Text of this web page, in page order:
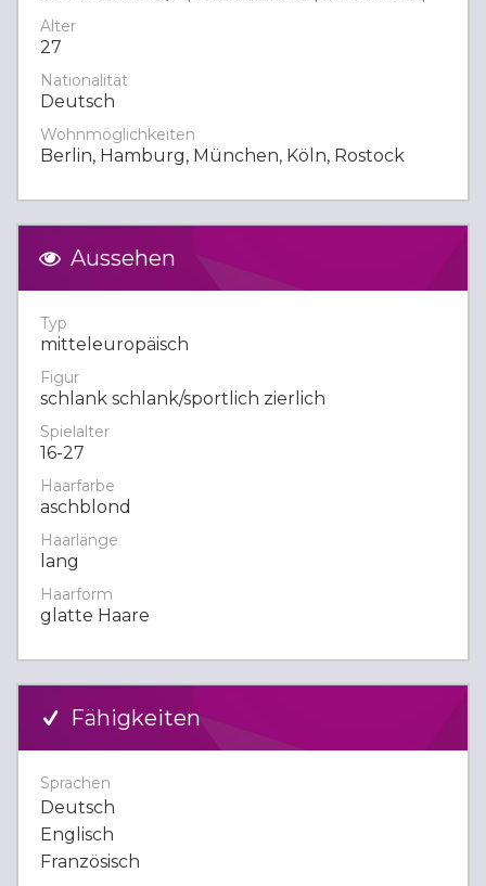
Alter
27
Nationalität
Deutsch
Wohnmöglichkeiten
Berlin, Hamburg, München, Köln, Rostock
Aussehen
Typ
mitteleuropäisch
Figur
schlank schlank/sportlich zierlich
Spielalter
16-27
Haarfarbe
aschblond
Haarlänge
lang
Haarform
glatte Haare
Fähigkeiten
Sprachen
Deutsch
Englisch
Französisch